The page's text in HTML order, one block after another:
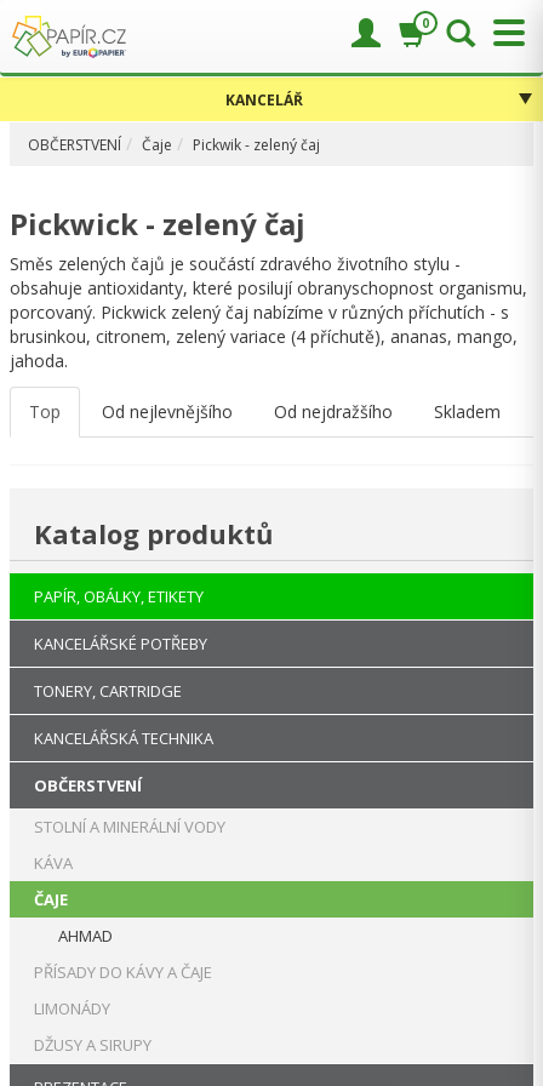
KANCELÁŘ
OBČERSTVENÍ Čaje Pickwik - zelený čaj
Pickwick - zelený čaj
Směs zelených čajů je součástí zdravého životního stylu -
obsahuje antioxidanty, které posilují obranyschopnost organismu,
porcovaný. Pickwick zelený čaj nabízíme v různých příchutích - s
brusinkou, citronem, zelený variace (4 příchutě), ananas, mango,
jahoda.
Top Od nejlevnějšího Od nejdražšího Skladem
Katalog produktů
PAPÍR, OBÁLKY, ETIKETY
KANCELÁŘSKÉ POTŘEBY
TONERY, CARTRIDGE
KANCELÁŘSKÁ TECHNIKA
OBČERSTVENÍ
STOLNÍ A MINERÁLNÍ VODY
KÁVA
ČAJE
AHMAD
PŘÍSADY DO KÁVY A ČAJE
LIMONÁDY
DŽUSY A SIRUPY
0